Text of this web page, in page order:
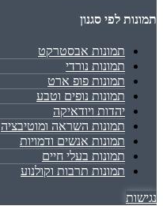
תמונות לפי סגנון
תמונות אבסטרקט
תמונות נורדי
תמונות פופ ארט
תמונות נופים וטבע
יהדות ויודאיקה
תמונות השראה ומוטיבציה
תמונות אנשים ודמויות
תמונות בעלי חיים
תמונות תרבות וקולנוע
נגישות